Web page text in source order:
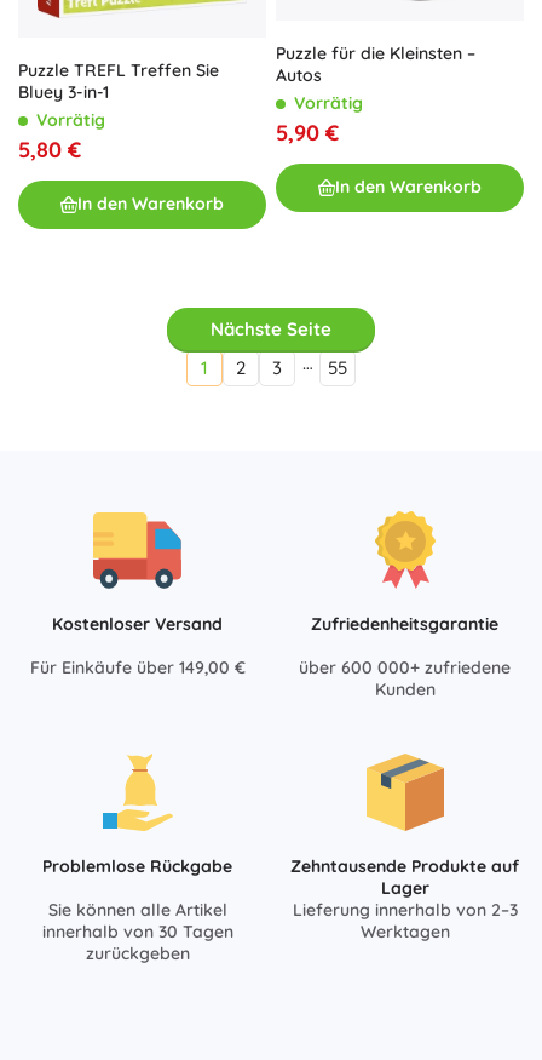
Puzzle TREFL Treffen Sie
Bluey 3-in-1
Vorrätig
5,80 €
In den Warenkorb
Puzzle für die Kleinsten –
Autos
Vorrätig
5,90 €
In den Warenkorb
Nächste Seite
1
2 3 … 55
Kostenloser Versand
Für Einkäufe über 149,00 €
Zufriedenheitsgarantie
über 600 000+ zufriedene
Kunden
Problemlose Rückgabe
Sie können alle Artikel
innerhalb von 30 Tagen
zurückgeben
Zehntausende Produkte auf
Lager
Lieferung innerhalb von 2–3
Werktagen